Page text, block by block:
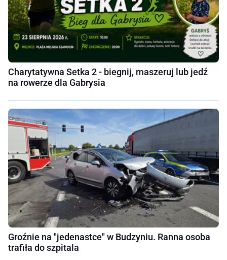
Charytatywna Setka 2 - biegnij, maszeruj lub jedź
na rowerze dla Gabrysia
Groźnie na "jedenastce" w Budzyniu. Ranna osoba
trafiła do szpitala